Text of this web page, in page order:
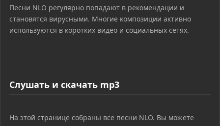
Песни NLO регулярно попадают в рекомендации и
становятся вирусными. Многие композиции активно
используются в коротких видео и социальных сетях.
Слушать и скачать mp3
На этой странице собраны все песни NLO. Вы можете